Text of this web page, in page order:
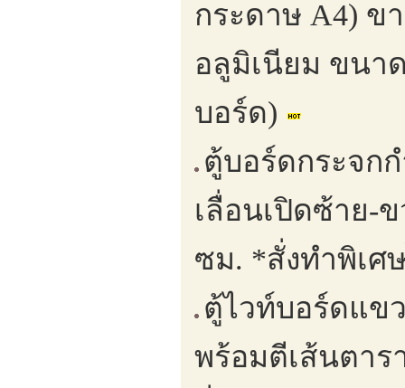
กระดาษ A4) ข
อลูมิเนียม ขนาด
บอร์ด)
ตู้บอร์ดกระจก
เลื่อนเปิดซ้าย-
ซม. *สั่งทำพิเศ
ตู้ไวท์บอร์ดแข
พร้อมตีเส้นตา